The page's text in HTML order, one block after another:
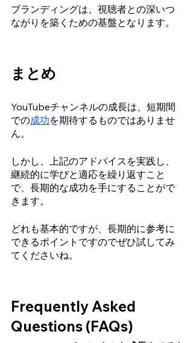
ブランディングは、視聴者との深いつ
ながりを築くための基盤となります。
まとめ
YouTubeチャンネルの成長は、短期間
での成功を期待するものではありませ
ん。
しかし、上記のアドバイスを実践し、
継続的に学びと適応を繰り返すこと
で、長期的な成功を手にすることがで
きます。
どれも基本的ですが、長期的に参考に
できるポイントですのでぜひ試してみ
てくださいね。
Frequently Asked
Questions (FAQs)